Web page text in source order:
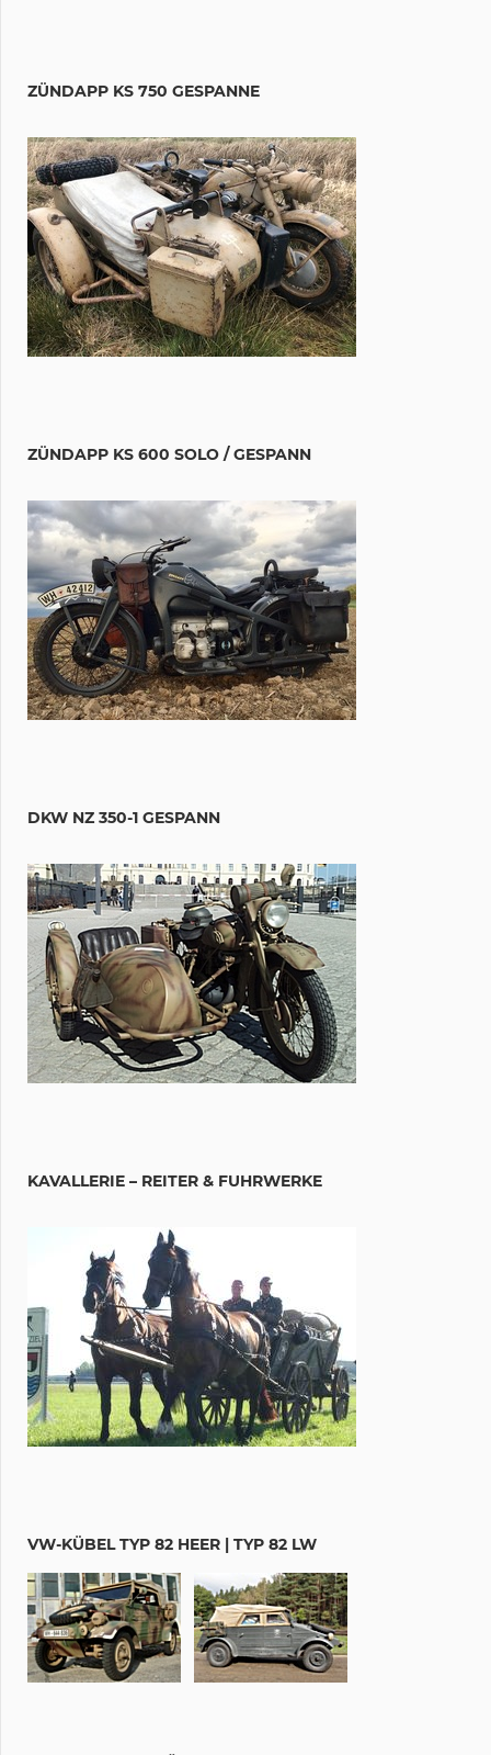
ZÜNDAPP KS 750 GESPANNE
ZÜNDAPP KS 600 SOLO / GESPANN
DKW NZ 350-1 GESPANN
KAVALLERIE – REITER & FUHRWERKE
VW-KÜBEL TYP 82 HEER | TYP 82 LW